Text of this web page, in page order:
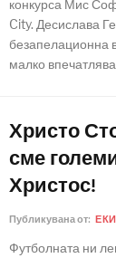
конкурса Мис
City. Десислава
безапелационна
малко
Христо
сме
Христос!
Публикувана от:
Футболната ни